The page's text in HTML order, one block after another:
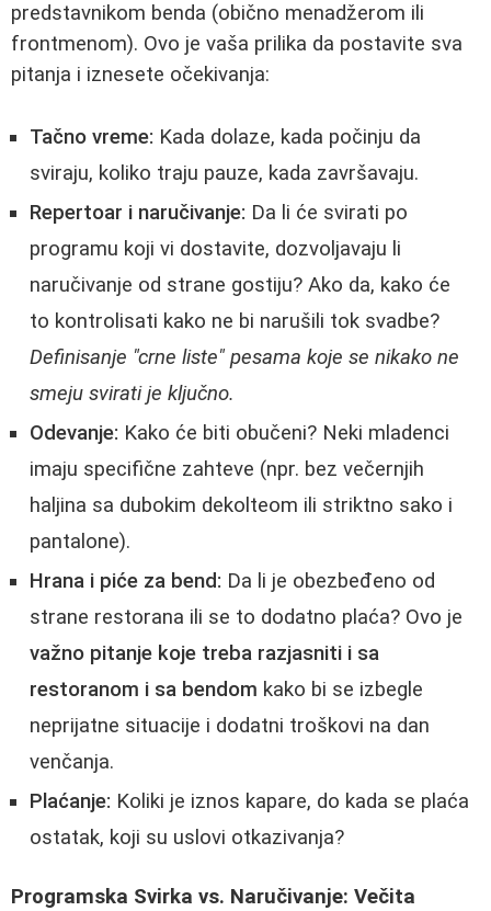
predstavnikom benda (obično menadžerom ili
frontmenom). Ovo je vaša prilika da postavite sva
pitanja i iznesete očekivanja:
Tačno vreme: Kada dolaze, kada počinju da
sviraju, koliko traju pauze, kada završavaju.
Repertoar i naručivanje: Da li će svirati po
programu koji vi dostavite, dozvoljavaju li
naručivanje od strane gostiju? Ako da, kako će
to kontrolisati kako ne bi narušili tok svadbe?
Definisanje "crne liste" pesama koje se nikako ne
smeju svirati je ključno.
Odevanje: Kako će biti obučeni? Neki mladenci
imaju specifične zahteve (npr. bez večernjih
haljina sa dubokim dekolteom ili striktno sako i
pantalone).
Hrana i piće za bend: Da li je obezbeđeno od
strane restorana ili se to dodatno plaća? Ovo je
važno pitanje koje treba razjasniti i sa
restoranom i sa bendom kako bi se izbegle
neprijatne situacije i dodatni troškovi na dan
venčanja.
Plaćanje: Koliki je iznos kapare, do kada se plaća
ostatak, koji su uslovi otkazivanja?
Programska Svirka vs. Naručivanje: Večita